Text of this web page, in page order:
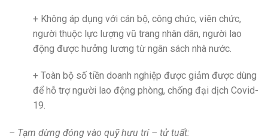
+ Không áp dụng với cán bộ, công chức, viên chức,
người thuộc lực lượng vũ trang nhân dân, người lao
động được hưởng lương từ ngân sách nhà nước.
+ Toàn bộ số tiền doanh nghiệp được giảm được dùng
để hỗ trợ người lao động phòng, chống đại dịch Covid-
19.
– Tạm dừng đóng vào quỹ hưu trí – tử tuất: